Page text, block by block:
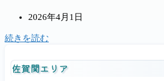
投
公
日:
2026年4月1日
続きを読む
お
知
佐賀関エリア